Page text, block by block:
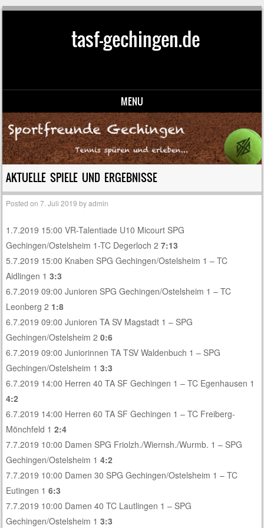
tasf-gechingen.de
MENU
Skip to content
AKTUELLE SPIELE UND ERGEBNISSE
Posted on7. Juli 2019 byadmin
1.7.2019 15:00 VR-Talentiade U10 Micourt SPG
Gechingen/Ostelsheim 1-TC Degerloch 27:13
5.7.2019 15:00 Knaben SPG Gechingen/Ostelsheim 1 – TC
Aidlingen 13:3
6.7.2019 09:00 Junioren SPG Gechingen/Ostelsheim 1 – TC
Leonberg 2 1:8
6.7.2019 09:00 Junioren TA SV Magstadt 1 – SPG
Gechingen/Ostelsheim 20:6
6.7.2019 09:00 Juniorinnen TA TSV Waldenbuch 1 – SPG
Gechingen/Ostelsheim 13:3
6.7.2019 14:00 Herren 40 TA SF Gechingen 1 – TC Egenhausen 1
4:2
6.7.2019 14:00 Herren 60 TA SF Gechingen 1 – TC Freiberg-
Mönchfeld 12:4
7.7.2019 10:00 Damen SPG Friolzh./Wiernsh./Wurmb. 1 – SPG
Gechingen/Ostelsheim 14:2
7.7.2019 10:00 Damen 30 SPG Gechingen/Ostelsheim 1 – TC
Eutingen 16:3
7.7.2019 10:00 Damen 40 TC Lautlingen 1 – SPG
Gechingen/Ostelsheim 13:3